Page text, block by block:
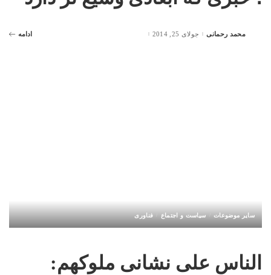
Postedمحمد رحمانی جولای 25, 2014 ادامه
سایر موضوعات سیاست و اجتماع فناوری
الناس علی نشانی ملوکهم: